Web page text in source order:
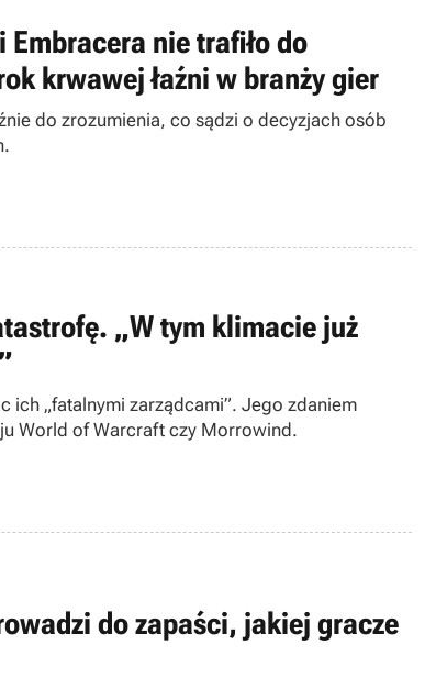
nie trafiło do
krwawej łaźni w branży gier
do zrozumienia, co sądzi o decyzjach osób
„W tym klimacie już
ich „fatalnymi zarządcami”. Jego zdaniem
World of Warcraft czy Morrowind.
do zapaści, jakiej gracze